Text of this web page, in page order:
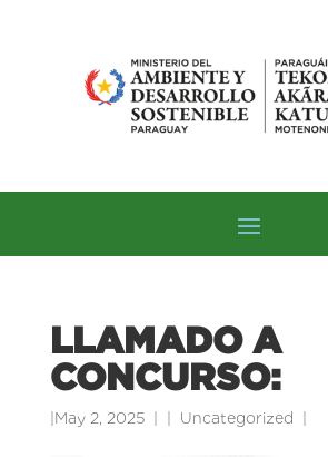
LLAMADO A
CONCURSO:
May 2, 2025 Uncategorized